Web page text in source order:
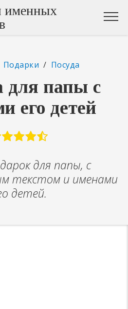
именных
Подарки / Посуда
для папы с
его детей
для папы, с
текстом и именами
детей.